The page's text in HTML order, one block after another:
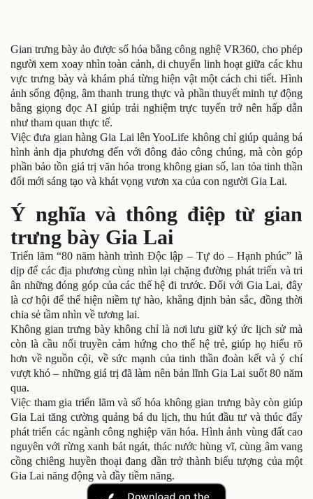
Gian trưng bày ảo được số hóa bằng công nghệ VR360, cho phép
người xem xoay nhìn toàn cảnh, di chuyển linh hoạt giữa các khu
vực trưng bày và khám phá từng hiện vật một cách chi tiết. Hình
ảnh sống động, âm thanh trung thực và phần thuyết minh tự động
bằng giọng đọc AI giúp trải nghiệm trực tuyến trở nên hấp dẫn
như tham quan thực tế.
Việc đưa gian hàng Gia Lai lên YooLife không chỉ giúp quảng bá
hình ảnh địa phương đến với đông đảo công chúng, mà còn góp
phần bảo tồn giá trị văn hóa trong không gian số, lan tỏa tinh thần
đổi mới sáng tạo và khát vọng vươn xa của con người Gia Lai.
Ý nghĩa và thông điệp từ gian
trưng bày Gia Lai
Triển lãm “80 năm hành trình Độc lập – Tự do – Hạnh phúc” là
dịp để các địa phương cùng nhìn lại chặng đường phát triển và tri
ân những đóng góp của các thế hệ đi trước. Đối với Gia Lai, đây
là cơ hội để thể hiện niềm tự hào, khẳng định bản sắc, đồng thời
chia sẻ tầm nhìn về tương lai.
Không gian trưng bày không chỉ là nơi lưu giữ ký ức lịch sử mà
còn là cầu nối truyền cảm hứng cho thế hệ trẻ, giúp họ hiểu rõ
hơn về nguồn cội, về sức mạnh của tinh thần đoàn kết và ý chí
vượt khó – những giá trị đã làm nên bản lĩnh Gia Lai suốt 80 năm
qua.
Việc tham gia triển lãm và số hóa không gian trưng bày còn giúp
Gia Lai tăng cường quảng bá du lịch, thu hút đầu tư và thúc đẩy
phát triển các ngành công nghiệp văn hóa. Hình ảnh vùng đất cao
nguyên với rừng xanh bát ngát, thác nước hùng vĩ, cùng âm vang
cồng chiêng huyền thoại đang dần trở thành biểu tượng của một
Gia Lai năng động và đầy tiềm năng.